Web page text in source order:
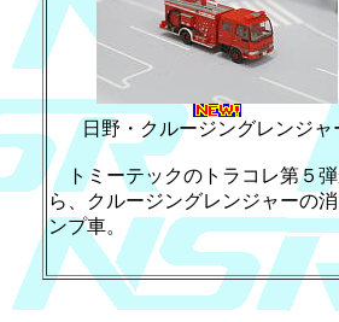
日野・クルージングレンジャ
トミーテックのトラコレ第５
ら、クルージングレンジャーの
ンプ車。